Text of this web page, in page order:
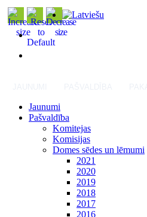
Jaunumi
Pašvaldība
Komitejas
Komisijas
Domes sēdes un lēmumi
2021
2020
2019
2018
2017
2016